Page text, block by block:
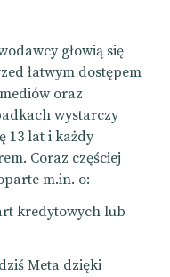
głowią się
łatwym dostępem
oraz
wystarczy
13 lat i każdy
Coraz częściej
m.in. o:
kredytowych lub
Meta dzięki